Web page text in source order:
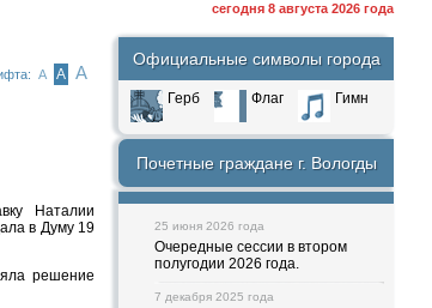
сегодня 8 августа 2026 года
А А А
Наталии
в Думу 19
решение
Официальные символы города
Герб Флаг Гимн
Почетные граждане г. Вологды
25 июня 2026 года
Очередные сессии в втором
полугодии 2026 года.
7 декабря 2025 года